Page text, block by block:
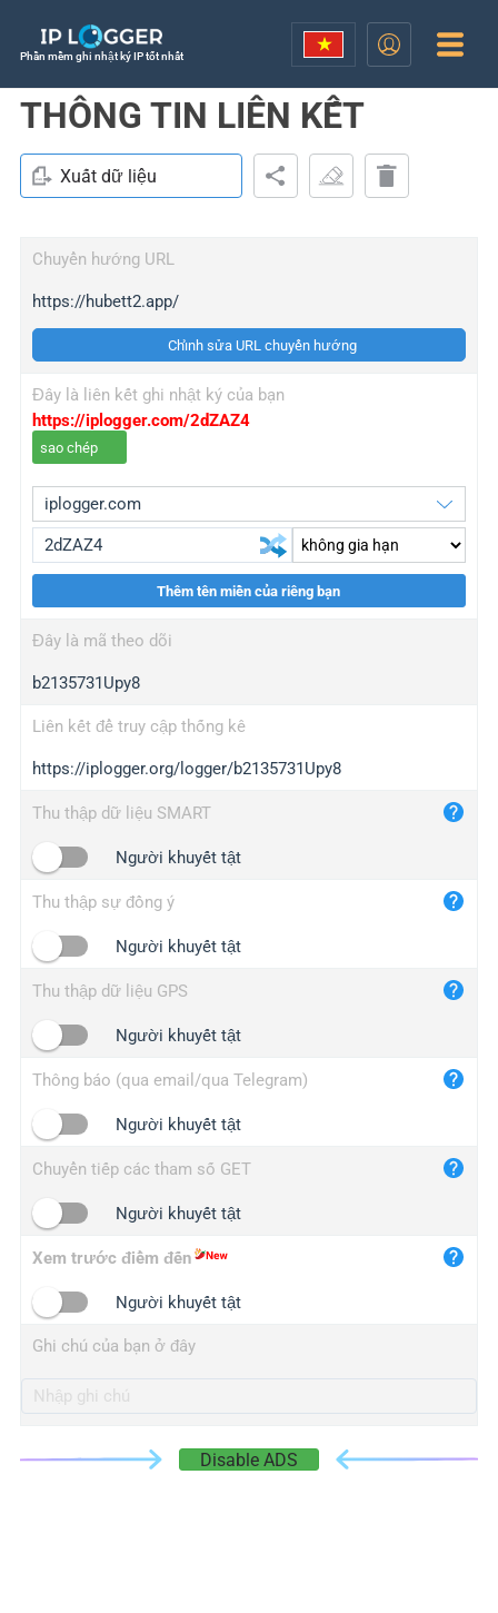
Phần mềm ghi nhật ký IP tốt nhất
THÔNG TIN LIÊN KẾT
Xuất dữ liệu
Chuyển hướng URL
https://hubett2.app/
Chỉnh sửa URL chuyển hướng
Đây là liên kết ghi nhật ký của bạn
https://iplogger.com/2dZAZ4
sao chép
wl.gl
ed.tc
bc.ax
iplogger.com
maper.info
2no.co
yip.su
iplogger.info
Thêm tên miền của riêng bạn
Đây là mã theo dõi
b2135731Upy8
Liên kết để truy cập thống kê
https://iplogger.org/logger/b2135731Upy8
Thu thập dữ liệu SMART
Người khuyết tật
Thu thập sự đồng ý
Người khuyết tật
Thu thập dữ liệu GPS
Người khuyết tật
Thông báo (qua email/qua Telegram)
Người khuyết tật
Chuyển tiếp các tham số GET
Người khuyết tật
Xem trước điểm đến
Người khuyết tật
Ghi chú của bạn ở đây
Disable ADS